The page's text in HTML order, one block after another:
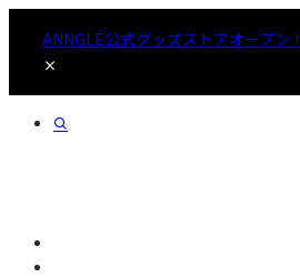
ANNGLE公式グッズストアオープン！